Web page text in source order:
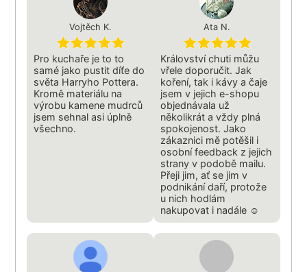
Vojtěch K.
Pro kuchaře je to to
samé jako pustit díťe do
světa Harryho Pottera.
Kromě materiálu na
výrobu kamene mudrců
jsem sehnal asi úplně
všechno.
Ata N.
Království chuti můžu
vřele doporučit. Jak
koření, tak i kávy a čaje
jsem v jejich e-shopu
objednávala už
několikrát a vždy plná
spokojenost. Jako
zákaznici mě potěšil i
osobní feedback z jejich
strany v podobě mailu.
Přeji jim, ať se jim v
podnikání daří, protože
u nich hodlám
nakupovat i nadále ☺